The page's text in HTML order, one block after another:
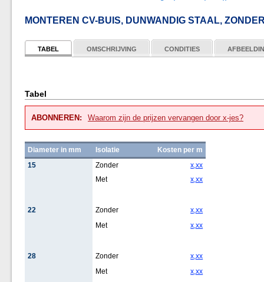
MONTEREN CV-BUIS, DUNWANDIG STAAL,
TABEL OMSCHRIJVING CONDITIES
Tabel
ABONNEREN: Waarom zijn de prijzen vervangen door x-jes?
Diameter in mm Isolatie
Kosten per m
15
Zonder
x,xx
Met
x,xx
22 Zonder
x,xx
Met
x,xx
28 Zonder
x,xx
Met
x,xx